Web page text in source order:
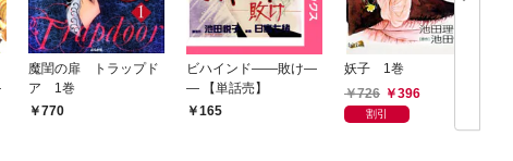
魔閨の扉 トラップド
ア 1巻
770
ビハインド――敗け―
― 【単話売】
165
妖子 1巻
726
396
割引